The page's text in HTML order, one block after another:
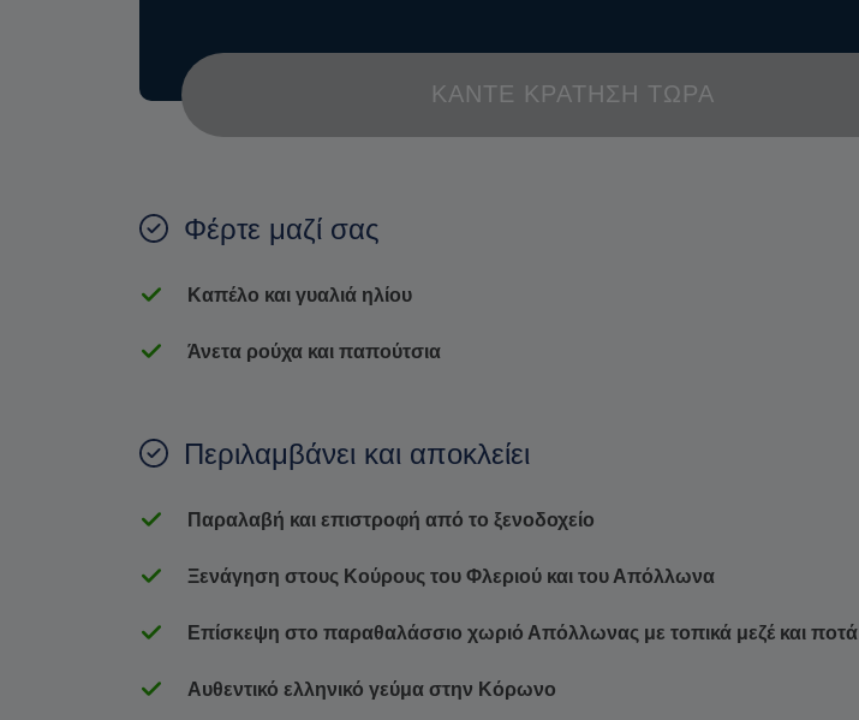
ΚΆΝΤΕ ΚΡΆΤΗΣΗ ΤΏΡΑ
Φέρτε μαζί σας
Καπέλο και γυαλιά ηλίου
Άνετα ρούχα και παπούτσια
Περιλαμβάνει και αποκλείει
Παραλαβή και επιστροφή από το ξενοδοχείο
Ξενάγηση στους Κούρους του Φλεριού και του Απόλλωνα
Επίσκεψη στο παραθαλάσσιο χωριό Απόλλωνας με τοπικά μεζέ και ποτά
Αυθεντικό ελληνικό γεύμα στην Κόρωνο